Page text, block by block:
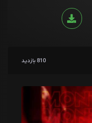
810 بازدید